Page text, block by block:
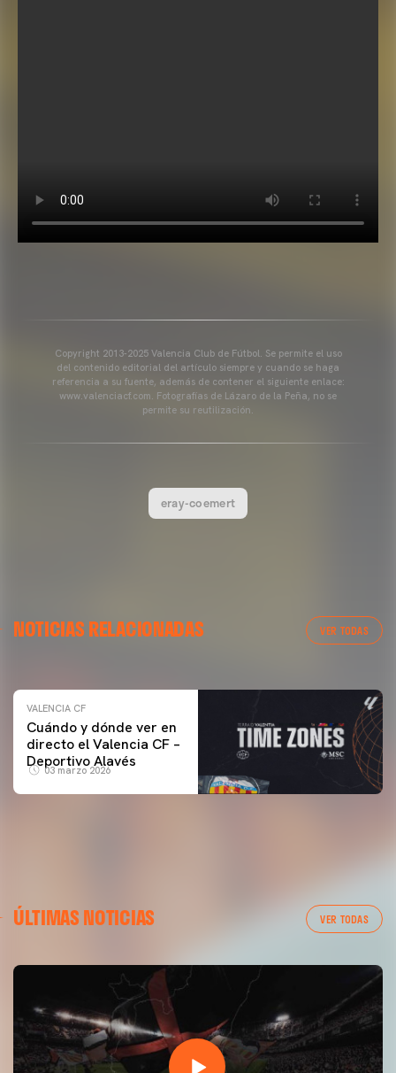
Copyright 2013-2025 Valencia Club de Fútbol. Se permite el uso
del contenido editorial del artículo siempre y cuando se haga
referencia a su fuente, además de contener el siguiente enlace:
www.valenciacf.com. Fotografías de Lázaro de la Peña, no se
permite su reutilización.
eray-coemert
NOTICIAS RELACIONADAS VER TODAS
ENTRENAMIENTO DEL VALENCIA CF 04/03/26
VALENCIA CF
Cuándo y dónde ver en
directo el Valencia CF –
Deportivo Alavés
03 marzo 2026
ÚLTIMAS NOTICIAS VER TODAS